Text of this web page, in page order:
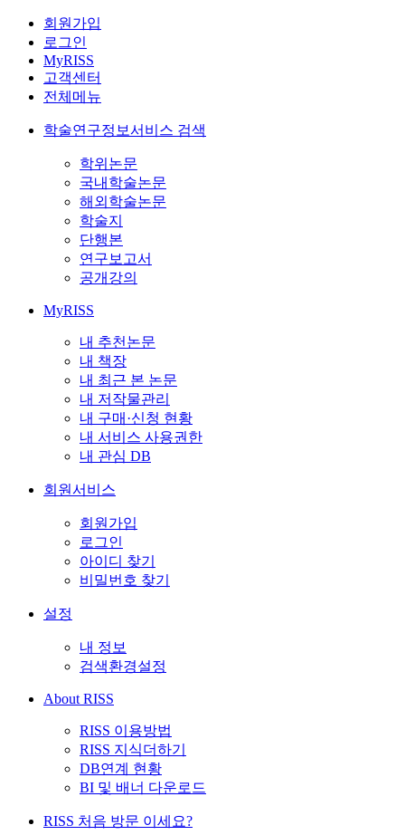
회원가입
로그인
MyRISS
고객센터
전체메뉴
학술연구정보서비스 검색
학위논문
국내학술논문
해외학술논문
학술지
단행본
연구보고서
공개강의
MyRISS
내 추천논문
내 책장
내 최근 본 논문
내 저작물관리
내 구매·신청 현황
내 서비스 사용권한
내 관심 DB
회원서비스
회원가입
로그인
아이디 찾기
비밀번호 찾기
설정
내 정보
검색환경설정
About RISS
RISS 이용방법
RISS 지식더하기
DB연계 현황
BI 및 배너 다운로드
RISS 처음 방문 이세요?